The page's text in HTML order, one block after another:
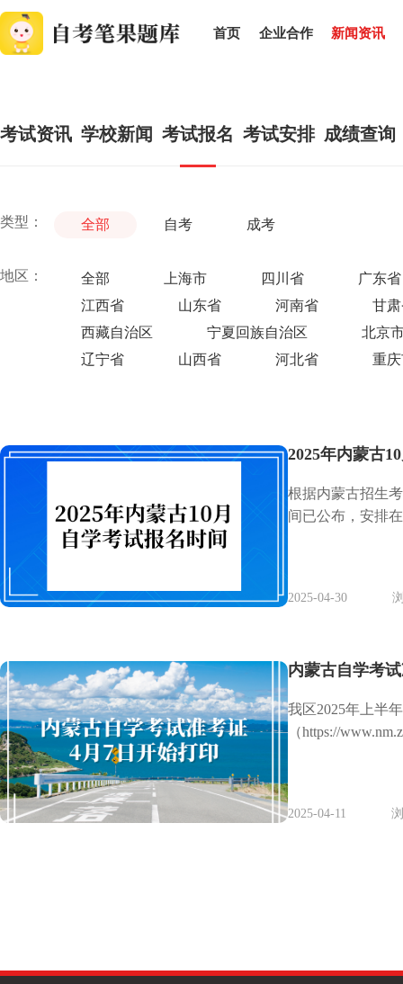
首页 企业合作 新闻资讯
考试资讯 学校新闻 考试报名 考试安排 成绩查询
类型： 全部 自考 成考
地区： 全部 上海市 四川省
广东省
江西省
山东省 河南省
甘
西藏自治区
宁夏回族自治区
北京
辽宁省
山西省 河北省 重
2025年内蒙古
根据内蒙古招生
间已公布，安排
2025-04-30
内蒙古自学考
我区2025年上半
（https://
2025-04-11